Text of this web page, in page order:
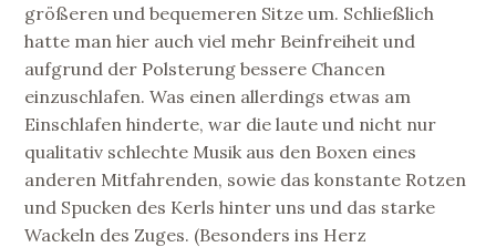
größeren und bequemeren Sitze um. Schließlich
hatte man hier auch viel mehr Beinfreiheit und
aufgrund der Polsterung bessere Chancen
einzuschlafen. Was einen allerdings etwas am
Einschlafen hinderte, war die laute und nicht nur
qualitativ schlechte Musik aus den Boxen eines
anderen Mitfahrenden, sowie das konstante Rotzen
und Spucken des Kerls hinter uns und das starke
Wackeln des Zuges. (Besonders ins Herz